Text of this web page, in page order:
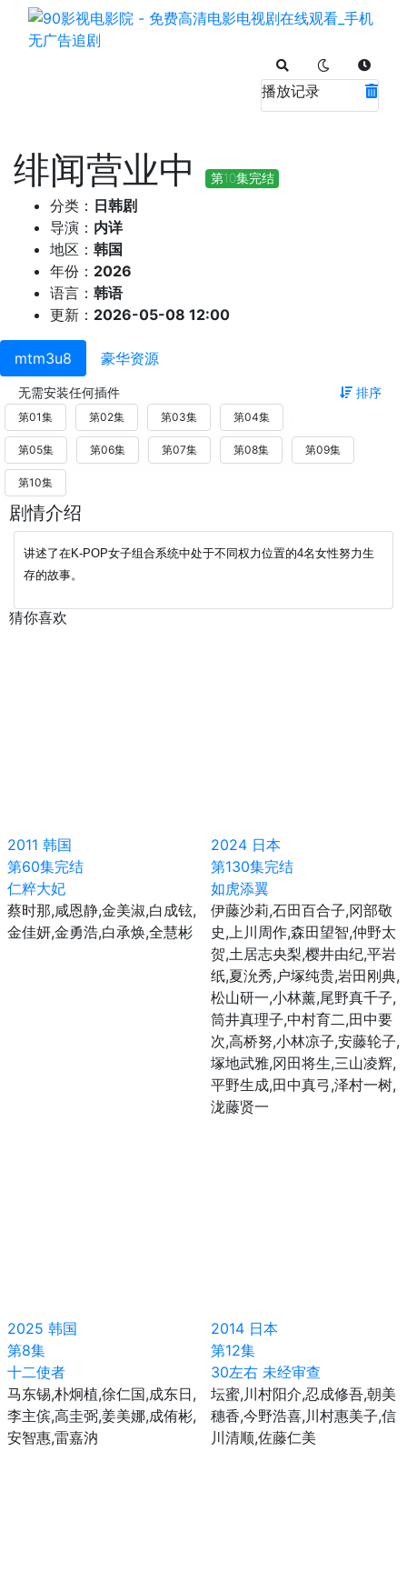
播放记录
绯闻营业中 第10集完结
分类： 日韩剧
导演： 内详
地区： 韩国
年份： 2026
语言： 韩语
更新： 2026-05-08 12:00
mtm3u8 豪华资源
无需安装任何插件 排序
第01集 第02集 第03集 第04集
第05集 第06集 第07集 第08集 第09集
第10集
剧情介绍
讲述了在K-POP女子组合系统中处于不同权力位置的4名女性努力生
存的故事。
猜你喜欢
2011 韩国
第60集完结
仁粹大妃
蔡时那,咸恩静,金美淑,白成铉,
金佳妍,金勇浩,白承焕,全慧彬
2024 日本
第130集完结
如虎添翼
伊藤沙莉,石田百合子,冈部敬
史,上川周作,森田望智,仲野太
贺,土居志央梨,樱井由纪,平岩
纸,夏沇秀,户塚纯贵,岩田刚典,
松山研一,小林薰,尾野真千子,
筒井真理子,中村育二,田中要
次,高桥努,小林凉子,安藤轮子,
塚地武雅,冈田将生,三山凌辉,
平野生成,田中真弓,泽村一树,
泷藤贤一
2025 韩国
第8集
十二使者
马东锡,朴炯植,徐仁国,成东日,
李主傧,高圭弼,姜美娜,成侑彬,
安智惠,雷嘉汭
2014 日本
第12集
30左右 未经审查
坛蜜,川村阳介,忍成修吾,朝美
穗香,今野浩喜,川村惠美子,信
川清顺,佐藤仁美